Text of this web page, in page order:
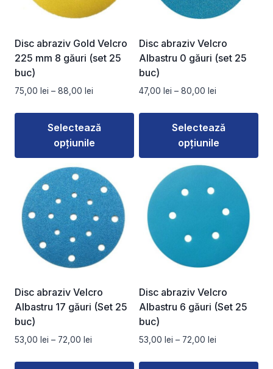
Opțiunile
fi
alese
în
produsului.
Opțiunile
fi
alese
în
produsului.
Disc abraziv Gold Velcro
225 mm 8 găuri (set 25
buc)
75,00 lei – 88,00 lei
prețuri:
75,00 lei
până
Selectează
opțiunile
produs
are
mai
multe
variații.
Opțiunile
fi
alese
în
produsului.
Disc abraziv Velcro
Albastru 0 găuri (set 25
buc)
47,00 lei – 80,00 lei
prețuri:
47,00 lei
până
80,00 lei
Selectează
opțiunile
produs
are
mai
multe
variații.
Opțiunile
fi
alese
în
produsului.
Disc abraziv Velcro
Albastru 17 găuri (Set 25
buc)
53,00 lei – 72,00 lei
prețuri:
Disc abraziv Velcro
Albastru 6 găuri (Set 25
buc)
53,00 lei – 72,00 lei
prețuri: